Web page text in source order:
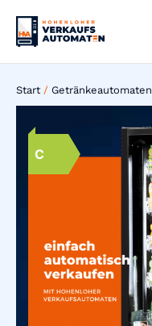
Start / Getränkeautomaten
C